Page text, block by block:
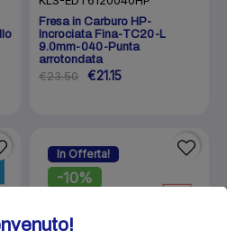
Fresa in Carburo HP-
Incrociata Fina-TC20-L
9.0mm-040-Punta
arrotondata
€23.50 €21.15
In Offerta!
-10%